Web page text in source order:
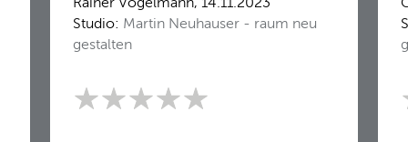
Rainer Vogelmann, 14.11.2023
Studio: Martin Neuhauser - raum neu
gestalten